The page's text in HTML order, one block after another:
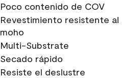
Poco contenido de COV
Revestimiento resistente al
moho
Multi-Substrate
Secado rápido
Resiste el deslustre